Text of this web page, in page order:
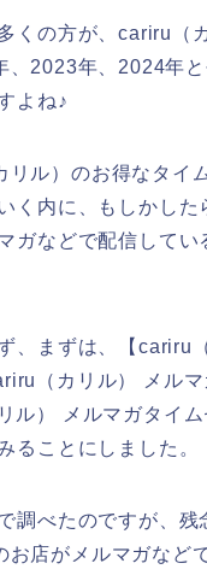
くの方が、cariru（
、2023年、2024年
よね♪
リル）のお得なタイ
く内に、もしかした
ガなどで配信してい
、まずは、【cariru
（カリル） メル
ル） メルマガタイ
ることにしました。
調べたのですが、残
店がメルマガなど